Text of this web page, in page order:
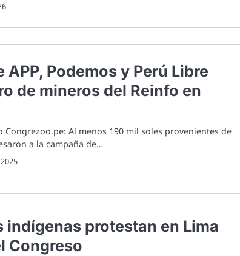
Podemos y Perú Libre
de mineros del Reinfo en
Al menos 190 mil soles provenientes de
a la campaña de…
indígenas protestan en Lima
Congreso